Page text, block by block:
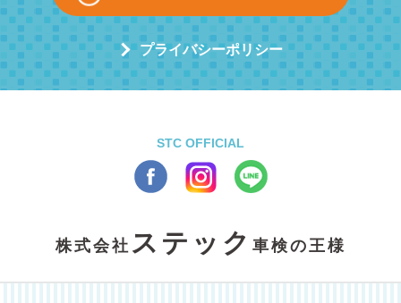
プライバシーポリシー
STC OFFICIAL
株式会社ステック 車検の王様